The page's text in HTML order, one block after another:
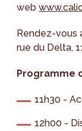
web
Rendez-vous
rue du Delta,
Programme
11h30 -
12h00 -